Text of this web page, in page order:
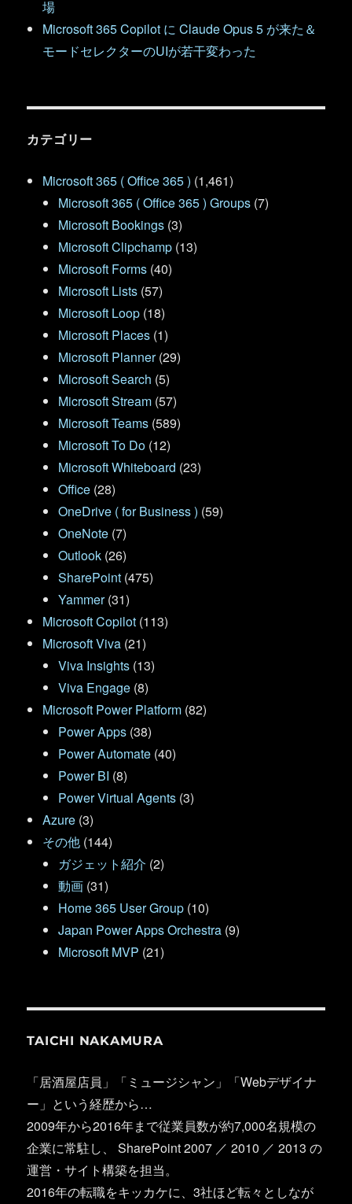
場
Microsoft 365 Copilot に Claude Opus 5 が来た＆
モードセレクターのUIが若干変わった
カテゴリー
Microsoft 365 ( Office 365 ) (1,461)
Microsoft 365 ( Office 365 ) Groups (7)
Microsoft Bookings (3)
Microsoft Clipchamp (13)
Microsoft Forms (40)
Microsoft Lists (57)
Microsoft Loop (18)
Microsoft Places (1)
Microsoft Planner(29)
Microsoft Search (5)
Microsoft Stream (57)
Microsoft Teams (589)
Microsoft To Do (12)
Microsoft Whiteboard (23)
Office (28)
OneDrive ( for Business ) (59)
OneNote (7)
Outlook (26)
SharePoint (475)
Yammer(31)
Microsoft Copilot (113)
Microsoft Viva (21)
Viva Insights (13)
Viva Engage (8)
Microsoft Power Platform (82)
Power Apps (38)
Power Automate (40)
Power BI (8)
Power Virtual Agents (3)
Azure (3)
その他 (144)
ガジェット紹介 (2)
動画 (31)
Home 365 User Group (10)
Japan Power Apps Orchestra (9)
Microsoft MVP (21)
TAICHI NAKAMURA
「居酒屋店員」「ミュージシャン」「Webデザイナ
ー」という経歴から…
2009年から2016年まで従業員数が約7,000名規模の
企業に常駐し、 SharePoint 2007 ／ 2010 ／ 2013 の
運営・サイト構築を担当。
2016年の転職をキッカケに、3社ほど転々としなが